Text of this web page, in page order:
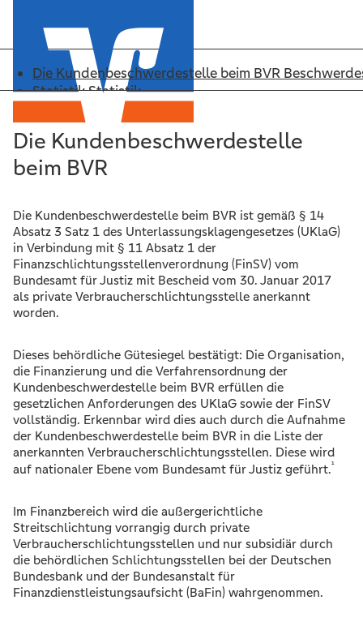
Die Kundenbeschwerdestelle beim BVR
StatistikStatistik
Problemstellungen
AnhangAnhang
SucheSuche
Beschwerdestelle
Beschwerdestelle
Statistik
Themen
Anhang
Suche
Die Kundenbeschwerdestelle
beim BVR
Die Kundenbeschwerdestelle beim BVR ist gemäß § 14
Absatz 3 Satz 1 des Unterlassungsklagengesetzes (UKlaG)
in Verbindung mit § 11 Absatz 1 der
Finanzschlichtungsstellenverordnung (FinSV) vom
Bundesamt für Justiz mit Bescheid vom 30. Januar 2017
als private Verbraucherschlichtungsstelle anerkannt
worden.
Dieses behördliche Gütesiegel bestätigt: Die Organisation,
die Finanzierung und die Verfahrensordnung der
Kundenbeschwerdestelle beim BVR erfüllen die
gesetzlichen Anforderungen des UKlaG sowie der FinSV
vollständig. Erkennbar wird dies auch durch die Aufnahme
der Kundenbeschwerdestelle beim BVR in die Liste der
anerkannten Verbraucherschlichtungsstellen. Diese wird
auf nationaler Ebene vom Bundesamt für Justiz geführt.¹
Im Finanzbereich wird die außergerichtliche
Streitschlichtung vorrangig durch private
Verbraucherschlichtungsstellen und nur subsidiär durch
die behördlichen Schlichtungsstellen bei der Deutschen
Bundesbank und der Bundesanstalt für
Finanzdienstleistungsaufsicht (BaFin) wahrgenommen.